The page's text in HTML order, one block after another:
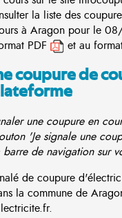
la liste des
à Aragon pour le
PDF
et au
coupure de
une coupure en
'Je signale une
de navigation sur
de coupure
la commune de